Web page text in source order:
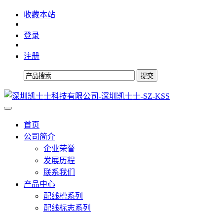
收藏本站
登录
注册
首页
公司简介
企业荣誉
发展历程
联系我们
产品中心
配线槽系列
配线标志系列